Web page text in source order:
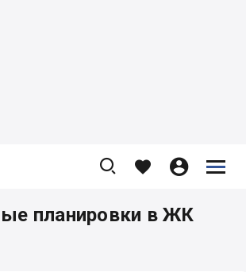
   


планировки в ЖК